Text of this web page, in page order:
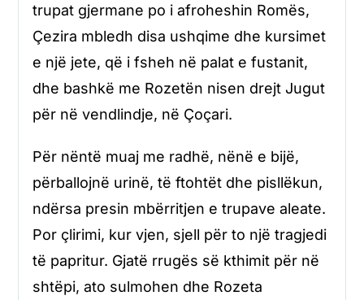
trupat gjermane po i afroheshin Romës,
Çezira mbledh disa ushqime dhe kursimet
e një jete, që i fsheh në palat e fustanit,
dhe bashkë me Rozetën nisen drejt Jugut
për në vendlindje, në Çoçari.
Për nëntë muaj me radhë, nënë e bijë,
përballojnë urinë, të ftohtët dhe pisllëkun,
ndërsa presin mbërritjen e trupave aleate.
Por çlirimi, kur vjen, sjell për to një tragjedi
të papritur. Gjatë rrugës së kthimit për në
shtëpi, ato sulmohen dhe Rozeta